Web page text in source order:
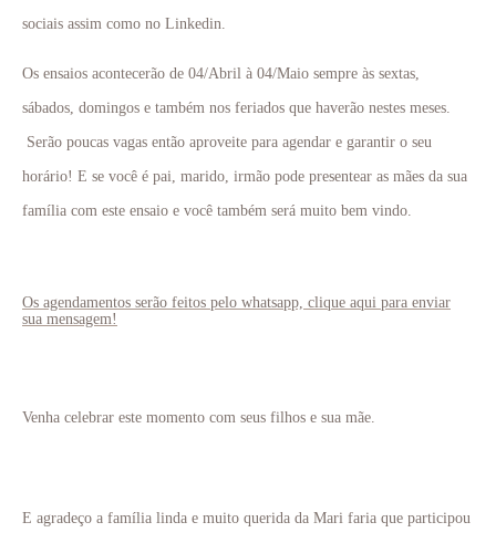
sociais assim como no Linkedin.
Os ensaios acontecerão de 04/Abril à 04/Maio sempre às sextas,
sábados, domingos e também nos feriados que haverão nestes meses.
Serão poucas vagas então aproveite para agendar e garantir o seu
horário! E se você é pai, marido, irmão pode presentear as mães da sua
família com este ensaio e você também será muito bem vindo.
Os agendamentos serão feitos pelo whatsapp, clique aqui para enviar
sua mensagem!
Venha celebrar este momento com seus filhos e sua mãe.
E agradeço a família linda e muito querida da Mari faria que participou